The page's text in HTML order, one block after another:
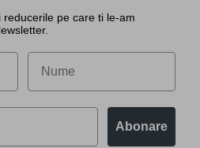
pe care ti le-am
Abonare